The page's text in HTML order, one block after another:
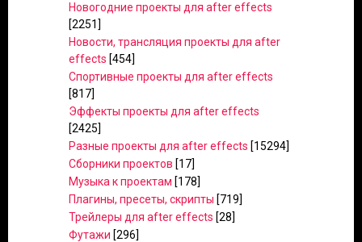
Новогодние проекты для after effects
[2251]
Новости, трансляция проекты для after
effects [454]
Спортивные проекты для after effects
[817]
Эффекты проекты для after effects
[2425]
Разные проекты для after effects [15294]
Сборники проектов [17]
Музыка к проектам [178]
Плагины, пресеты, скрипты [719]
Трейлеры для after effects [28]
Футажи [296]